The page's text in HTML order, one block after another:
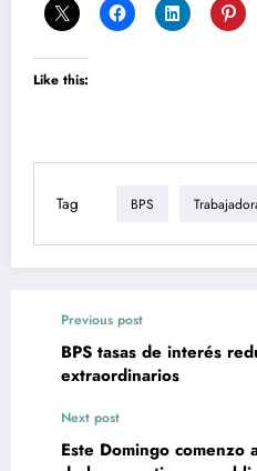
Like this:
Tag BPS
Previous post
BPS tasas de interés
extraordinarios
Next post
Este Domingo comenzo